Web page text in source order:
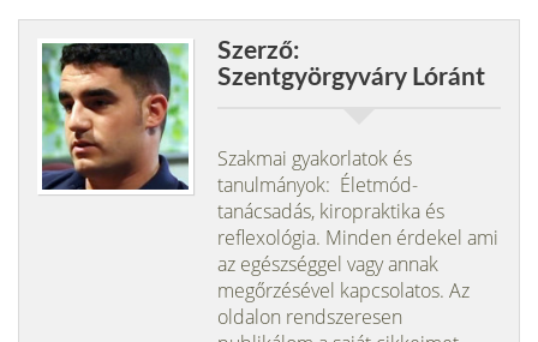
Szerző:
Szentgyörgyváry Lóránt
Szakmai gyakorlatok és
tanulmányok: Életmód-
tanácsadás, kiropraktika és
reflexológia. Minden érdekel ami
az egészséggel vagy annak
megőrzésével kapcsolatos. Az
oldalon rendszeresen